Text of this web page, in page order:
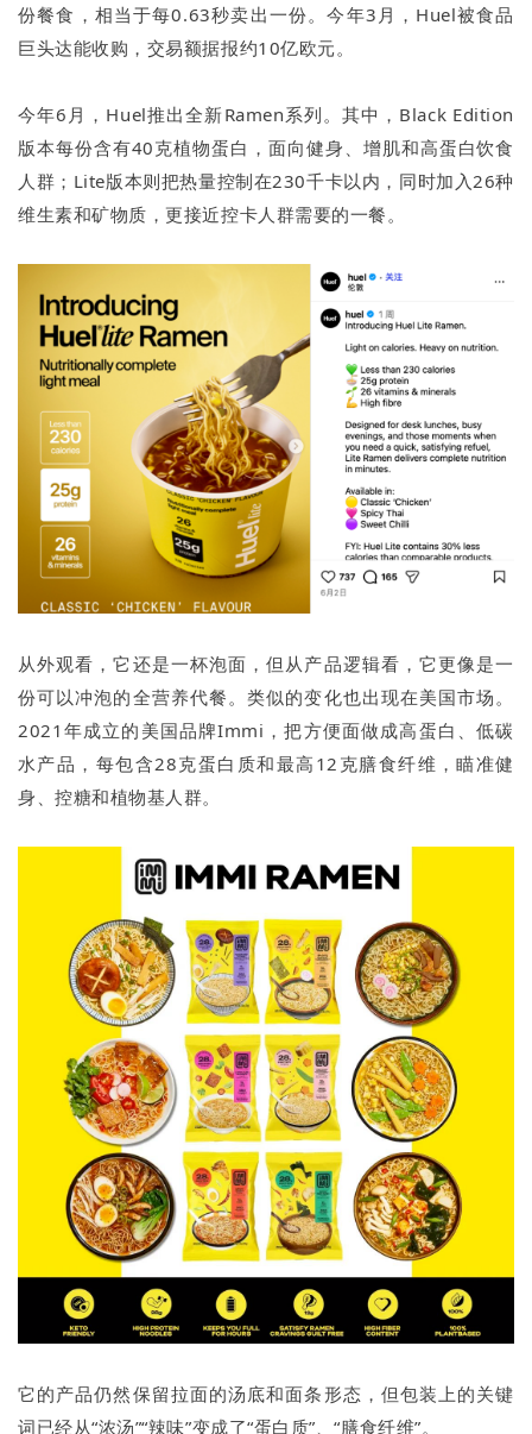
份餐食，相当于每0.63秒卖出一份。今年3月，Huel被食品
巨头达能收购，交易额据报约10亿欧元。
今年6月，Huel推出全新Ramen系列。其中，Black Edition
版本每份含有40克植物蛋白，面向健身、增肌和高蛋白饮食
人群；Lite版本则把热量控制在230千卡以内，同时加入26种
维生素和矿物质，更接近控卡人群需要的一餐。
从外观看，它还是一杯泡面，但从产品逻辑看，它更像是一
份可以冲泡的全营养代餐。类似的变化也出现在美国市场。
2021年成立的美国品牌Immi，把方便面做成高蛋白、低碳
水产品，每包含28克蛋白质和最高12克膳食纤维，瞄准健
身、控糖和植物基人群。
它的产品仍然保留拉面的汤底和面条形态，但包装上的关键
词已经从“浓汤”“辣味”变成了“蛋白质”、“膳食纤维”。